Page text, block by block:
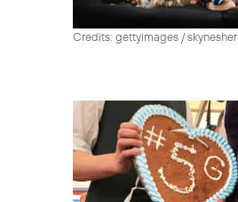
Credits: gettyimages / skynesher